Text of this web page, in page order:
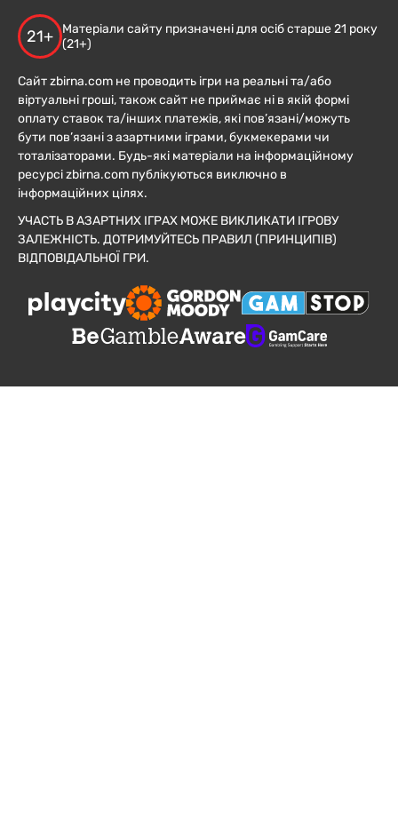
21+
Матеріали сайту призначені для осіб старше 21 року
(21+)
Сайт zbirna.com не проводить ігри на реальні та/або
віртуальні гроші, також сайт не приймає ні в якій формі
оплату ставок та/інших платежів, які пов’язані/можуть
бути пов’язані з азартними іграми, букмекерами чи
тоталізаторами. Будь-які матеріали на інформаційному
ресурсі zbirna.com публікуються виключно в
інформаційних цілях.
УЧАСТЬ В АЗАРТНИХ ІГРАХ МОЖЕ ВИКЛИКАТИ ІГРОВУ
ЗАЛЕЖНІСТЬ. ДОТРИМУЙТЕСЬ ПРАВИЛ (ПРИНЦИПІВ)
ВІДПОВІДАЛЬНОЇ ГРИ.